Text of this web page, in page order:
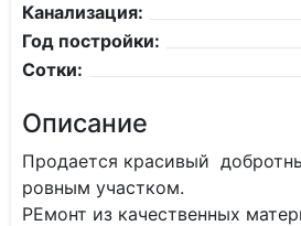
Канализация:
Год постройки:
Сотки:
Описание
Продается красивый
ровным участком.
РЕмонт из качественных